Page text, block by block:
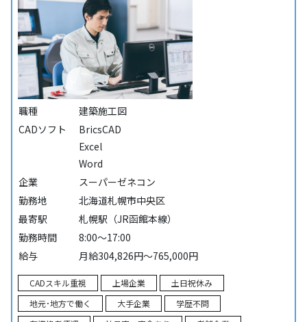
職種
建築施工図
CADソフト
BricsCAD
Excel
Word
企業
スーパーゼネコン
勤務地
北海道札幌市中央区
最寄駅
札幌駅（JR函館本線）
勤務時間
8:00～17:00
給与
月給304,826円～765,000円
CADスキル重視 上場企業
土日祝休み
地元･地方で働く
大手企業
学歴不問